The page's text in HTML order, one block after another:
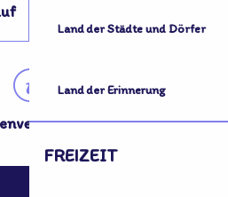
Land der Städte und Dörfer
Land der Erinnerung
FREIZEIT